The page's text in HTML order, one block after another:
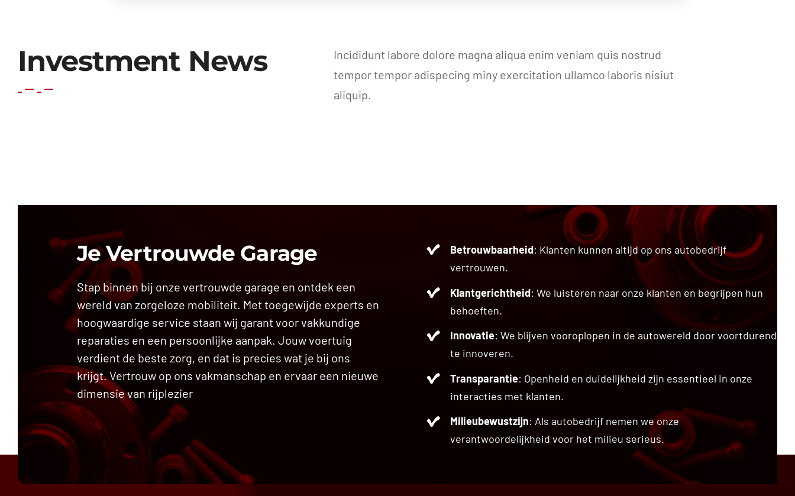
Investment News
Incididunt labore dolore magna aliqua enim veniam quis nostrud
tempor tempor adispecing miny exercitation ullamco laboris nisiut
aliquip.
Je Vertrouwde Garage
Stap binnen bij onze vertrouwde garage en ontdek een
wereld van zorgeloze mobiliteit. Met toegewijde experts en
hoogwaardige service staan wij garant voor vakkundige
reparaties en een persoonlijke aanpak. Jouw voertuig
verdient de beste zorg, en dat is precies wat je bij ons
krijgt. Vertrouw op ons vakmanschap en ervaar een nieuwe
dimensie van rijplezier
Betrouwbaarheid: Klanten kunnen altijd op ons autobedrijf
vertrouwen.
Klantgerichtheid: We luisteren naar onze klanten en begrijpen hun
behoeften.
Innovatie: We blijven vooroplopen in de autowereld door voortdurend
te innoveren.
Transparantie: Openheid en duidelijkheid zijn essentieel in onze
interacties met klanten.
Milieubewustzijn: Als autobedrijf nemen we onze
verantwoordelijkheid voor het milieu serieus.